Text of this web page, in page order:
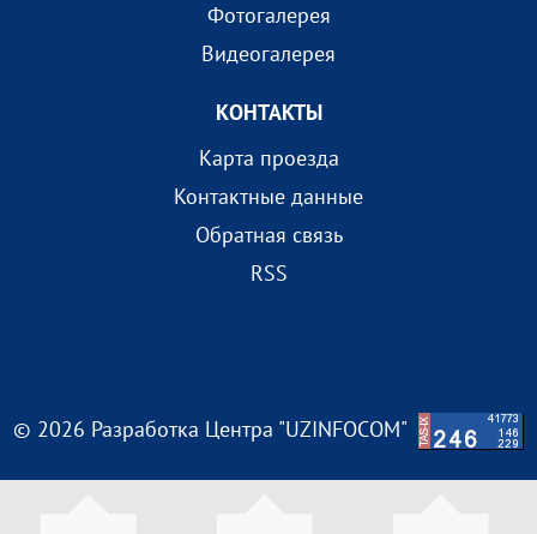
Фотогалерея
Видеогалерея
КОНТАКТЫ
Карта проезда
Контактные данные
Обратная связь
RSS
© 2026 Разработка Центра "UZINFOCOM"